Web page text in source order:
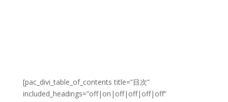
[pac_divi_table_of_contents title=”目次”
included_headings=”off|on|off|off|off|off”